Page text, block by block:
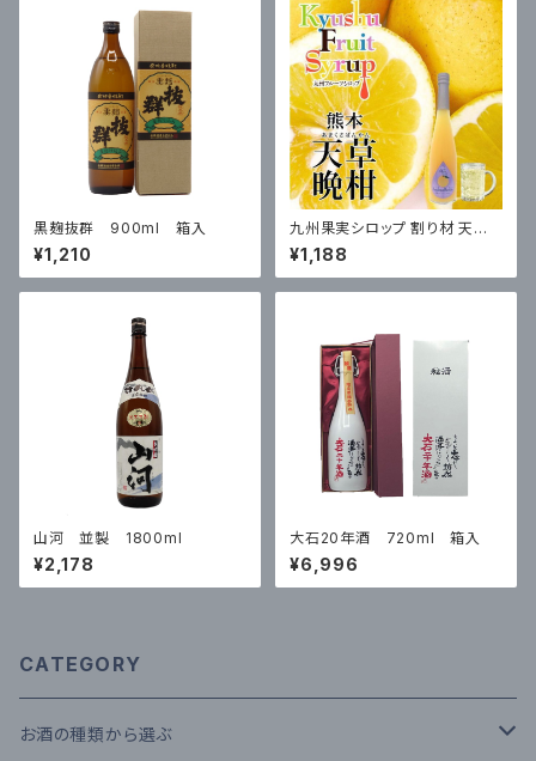
黒麹抜群 900ml 箱入
¥1,210
九州果実シロップ 割り材 天草
晩柑 3倍希釈 500ml はちみつ
入り ノンアルコール ノンアルド
リンク
¥1,188
山河 並製 1800ml
¥2,178
大石20年酒 720ml 箱入
¥6,996
CATEGORY
お酒の種類から選ぶ